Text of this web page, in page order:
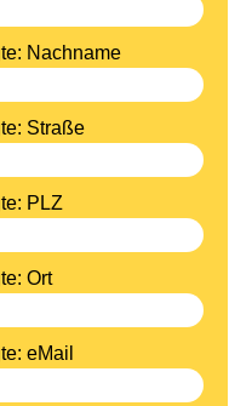
Nachname
Straße
PLZ
Ort
eMail